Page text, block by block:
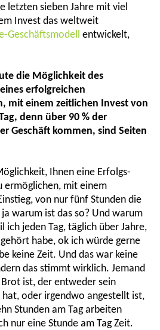
letzten sieben Jahre mit viel
Invest das weltweit
Geschäftsmodell
entwickelt,
die Möglichkeit des
erfolgreichen
mit einem zeitlichen Invest von
denn über 90 % der
Geschäft kommen, sind Seiten
Ihnen eine Erfolgs-
ermöglichen, mit einem
von nur fünf Stunden die
warum ist das so? Und warum
ich jeden Tag, täglich über Jahre,
habe, ok ich würde gerne
keine Zeit. Und das war keine
das stimmt wirklich. Jemand
ist, der entweder sein
oder irgendwo angestellt ist,
Stunden am Tag arbeiten
nur eine Stunde am Tag Zeit.